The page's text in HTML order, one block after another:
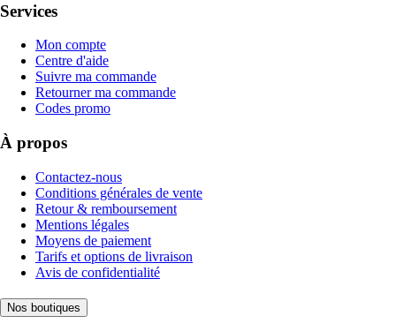
Services
Mon compte
Centre d'aide
Suivre ma commande
Retourner ma commande
Codes promo
À propos
Contactez-nous
Conditions générales de vente
Retour & remboursement
Mentions légales
Moyens de paiement
Tarifs et options de livraison
Avis de confidentialité
Nos boutiques